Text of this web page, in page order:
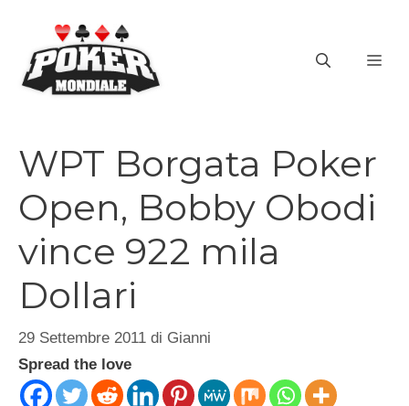
contenuto
WPT Borgata Poker
Open, Bobby Obodi
vince 922 mila
Dollari
29 Settembre 2011 di Gianni
Spread the love